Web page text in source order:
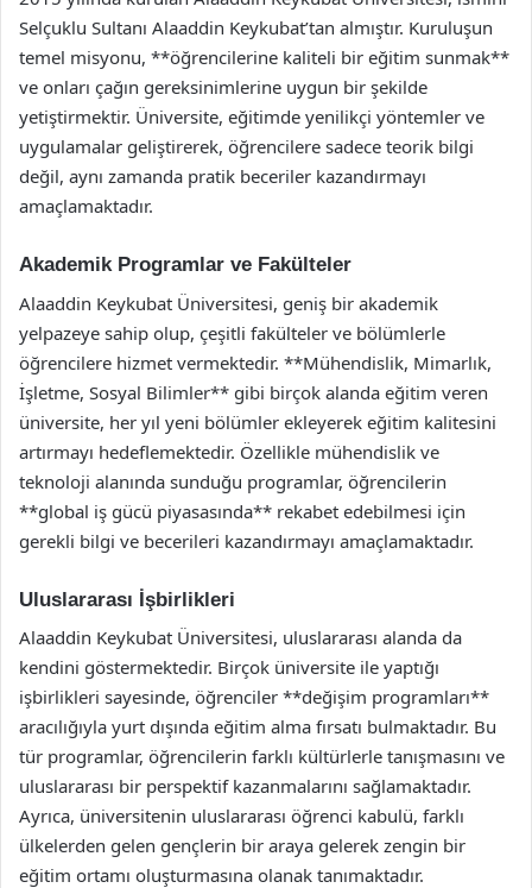
Selçuklu Sultanı Alaaddin Keykubat’tan almıştır. Kuruluşun
temel misyonu, **öğrencilerine kaliteli bir eğitim sunmak**
ve onları çağın gereksinimlerine uygun bir şekilde
yetiştirmektir. Üniversite, eğitimde yenilikçi yöntemler ve
uygulamalar geliştirerek, öğrencilere sadece teorik bilgi
değil, aynı zamanda pratik beceriler kazandırmayı
amaçlamaktadır.
Akademik Programlar ve Fakülteler
Alaaddin Keykubat Üniversitesi, geniş bir akademik
yelpazeye sahip olup, çeşitli fakülteler ve bölümlerle
öğrencilere hizmet vermektedir. **Mühendislik, Mimarlık,
İşletme, Sosyal Bilimler** gibi birçok alanda eğitim veren
üniversite, her yıl yeni bölümler ekleyerek eğitim kalitesini
artırmayı hedeflemektedir. Özellikle mühendislik ve
teknoloji alanında sunduğu programlar, öğrencilerin
**global iş gücü piyasasında** rekabet edebilmesi için
gerekli bilgi ve becerileri kazandırmayı amaçlamaktadır.
Uluslararası İşbirlikleri
Alaaddin Keykubat Üniversitesi, uluslararası alanda da
kendini göstermektedir. Birçok üniversite ile yaptığı
işbirlikleri sayesinde, öğrenciler **değişim programları**
aracılığıyla yurt dışında eğitim alma fırsatı bulmaktadır. Bu
tür programlar, öğrencilerin farklı kültürlerle tanışmasını ve
uluslararası bir perspektif kazanmalarını sağlamaktadır.
Ayrıca, üniversitenin uluslararası öğrenci kabulü, farklı
ülkelerden gelen gençlerin bir araya gelerek zengin bir
eğitim ortamı oluşturmasına olanak tanımaktadır.